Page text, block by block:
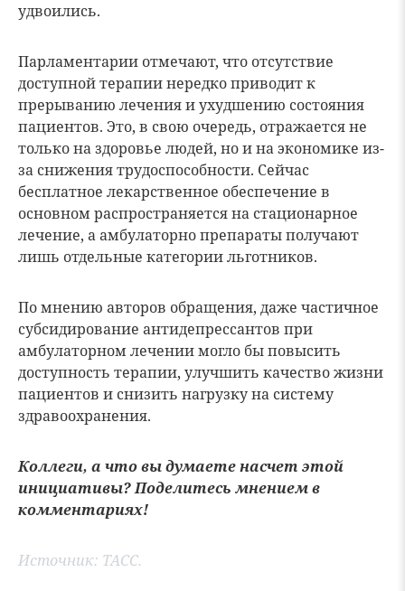
удвоились.
Парламентарии отмечают, что отсутствие
доступной терапии нередко приводит к
прерыванию лечения и ухудшению состояния
пациентов. Это, в свою очередь, отражается не
только на здоровье людей, но и на экономике из-
за снижения трудоспособности. Сейчас
бесплатное лекарственное обеспечение в
основном распространяется на стационарное
лечение, а амбулаторно препараты получают
лишь отдельные категории льготников.
По мнению авторов обращения, даже частичное
субсидирование антидепрессантов при
амбулаторном лечении могло бы повысить
доступность терапии, улучшить качество жизни
пациентов и снизить нагрузку на систему
здравоохранения.
Коллеги, а что вы думаете насчет этой
инициативы? Поделитесь мнением в
комментариях!
Источник: ТАСС.